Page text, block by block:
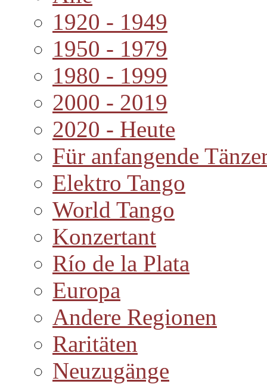
1920 - 1949
1950 - 1979
1980 - 1999
2000 - 2019
2020 - Heute
Für anfangende
Elektro Tango
World Tango
Konzertant
Río de la Plata
Europa
Andere Regionen
Raritäten
Neuzugänge